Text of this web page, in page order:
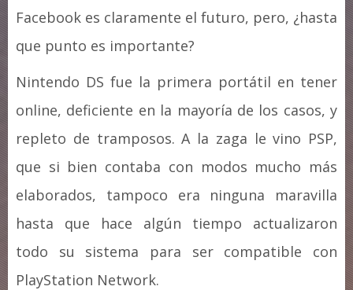
Facebook es claramente el futuro, pero, ¿hasta
que punto es importante?
Nintendo DS fue la primera portátil en tener
online, deficiente en la mayoría de los casos, y
repleto de tramposos. A la zaga le vino PSP,
que si bien contaba con modos mucho más
elaborados, tampoco era ninguna maravilla
hasta que hace algún tiempo actualizaron
todo su sistema para ser compatible con
PlayStation Network.